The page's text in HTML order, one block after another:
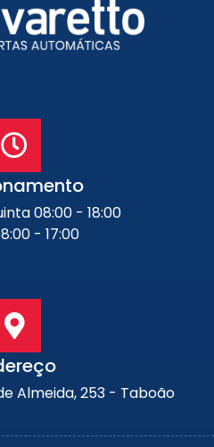
08:00 - 18:00
- 17:00
Almeida, 253 - Taboão